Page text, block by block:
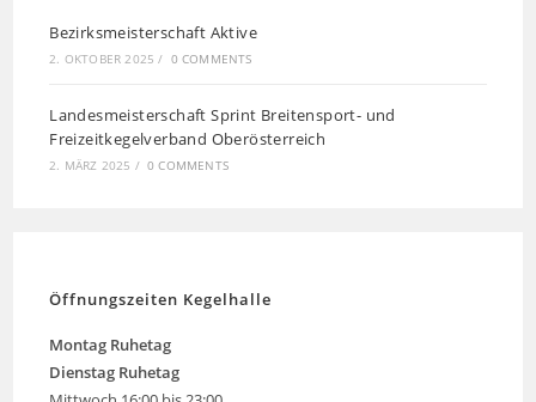
Bezirksmeisterschaft Aktive
2. OKTOBER 2025 / 0 COMMENTS
Landesmeisterschaft Sprint Breitensport- und
Freizeitkegelverband Oberösterreich
2. MÄRZ 2025 / 0 COMMENTS
Öffnungszeiten Kegelhalle
Montag Ruhetag
Dienstag Ruhetag